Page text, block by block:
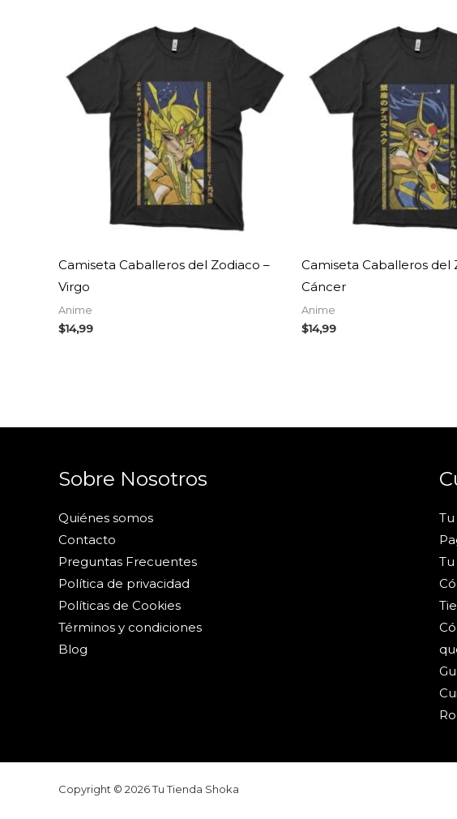
Camiseta Caballeros del Zodiaco –
Virgo
Anime
$14,99
Camiseta Caballeros del
Cáncer
Anime
$14,99
Sobre Nosotros
Quiénes somos
Contacto
Preguntas Frecuentes
Política de privacidad
Políticas de Cookies
Términos y condiciones
Blog
Copyright © 2026 Tu Tienda Shoka